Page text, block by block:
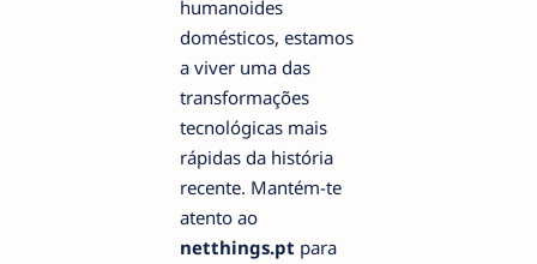
humanoides
domésticos, estamos
a viver uma das
transformações
tecnológicas mais
rápidas da história
recente. Mantém-te
atento ao
netthings.pt para